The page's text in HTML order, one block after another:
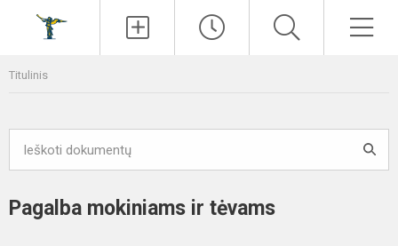
Titulinis
Pagalba mokiniams ir tėvams